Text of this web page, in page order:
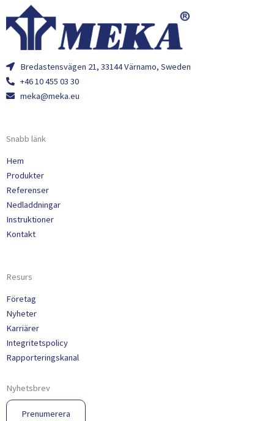
Bredastensvägen 21, 33144 Värnamo, Sweden
+46 10 455 03 30
meka@meka.eu
Snabb länk
Hem
Produkter
Referenser
Nedladdningar
Instruktioner
Kontakt
Resurs
Företag
Nyheter
Karriärer
Integritetspolicy
Rapporteringskanal
Nyhetsbrev
Prenumerera